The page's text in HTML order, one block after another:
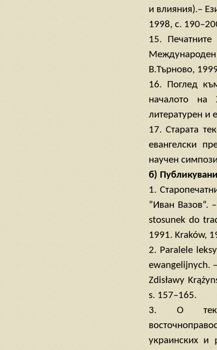
и влияния).–
1998, с.
15.
В.Търново,
16. Поглед
началото на
литературен и
17. Старата
евангелски
научен
б)
1.
”Иван Вазов”.
stosunek do
1991. Kraków,
2. Paralele
ewangelijnych.
Zdisławy
s. 157–165.
3. О
украинских и